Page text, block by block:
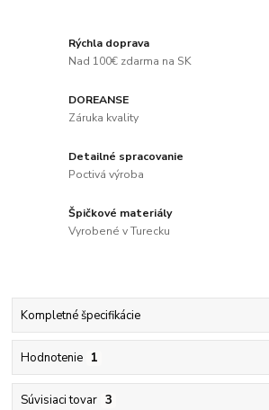
Rýchla doprava
Nad 100€ zdarma na SK
DOREANSE
Záruka kvality
Detailné spracovanie
Poctivá výroba
Špičkové materiály
Vyrobené v Turecku
Kompletné špecifikácie
Hodnotenie 1
Súvisiaci tovar 3